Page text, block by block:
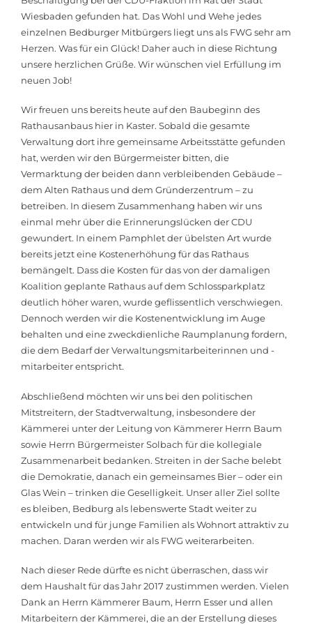
Wiesbaden gefunden hat. Das Wohl und Wehe jedes
einzelnen Bedburger Mitbürgers liegt uns als FWG sehr am
Herzen. Was für ein Glück! Daher auch in diese Richtung
unsere herzlichen Grüße. Wir wünschen viel Erfüllung im
neuen Job!
Wir freuen uns bereits heute auf den Baubeginn des
Rathausanbaus hier in Kaster. Sobald die gesamte
Verwaltung dort ihre gemeinsame Arbeitsstätte gefunden
hat, werden wir den Bürgermeister bitten, die
Vermarktung der beiden dann verbleibenden Gebäude –
dem Alten Rathaus und dem Gründerzentrum – zu
betreiben. In diesem Zusammenhang haben wir uns
einmal mehr über die Erinnerungslücken der CDU
gewundert. In einem Pamphlet der übelsten Art wurde
bereits jetzt eine Kostenerhöhung für das Rathaus
bemängelt. Dass die Kosten für das von der damaligen
Koalition geplante Rathaus auf dem Schlossparkplatz
deutlich höher waren, wurde geflissentlich verschwiegen.
Dennoch werden wir die Kostenentwicklung im Auge
behalten und eine zweckdienliche Raumplanung fordern,
die dem Bedarf der Verwaltungsmitarbeiterinnen und -
mitarbeiter entspricht.
Abschließend möchten wir uns bei den politischen
Mitstreitern, der Stadtverwaltung, insbesondere der
Kämmerei unter der Leitung von Kämmerer Herrn Baum
sowie Herrn Bürgermeister Solbach für die kollegiale
Zusammenarbeit bedanken. Streiten in der Sache belebt
die Demokratie, danach ein gemeinsames Bier – oder ein
Glas Wein – trinken die Geselligkeit. Unser aller Ziel sollte
es bleiben, Bedburg als lebenswerte Stadt weiter zu
entwickeln und für junge Familien als Wohnort attraktiv zu
machen. Daran werden wir als FWG weiterarbeiten.
Nach dieser Rede dürfte es nicht überraschen, dass wir
dem Haushalt für das Jahr 2017 zustimmen werden. Vielen
Dank an Herrn Kämmerer Baum, Herrn Esser und allen
Mitarbeitern der Kämmerei, die an der Erstellung dieses